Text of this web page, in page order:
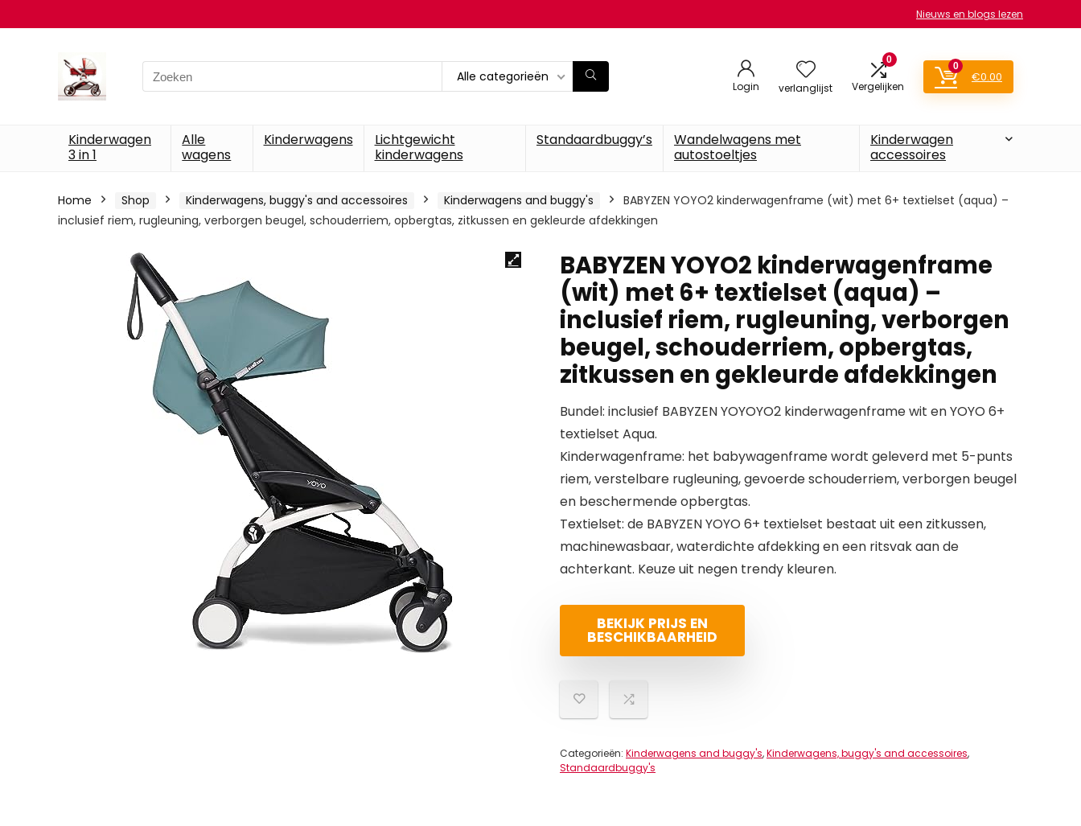
Nieuws en blogs lezen
Search
for:
Alle categorieën
Login verlanglijst
0
Vergelijken
0
€0.00
Kinderwagen
3 in 1
Alle
wagens
Kinderwagens
Lichtgewicht
kinderwagens
Standaardbuggy’s
Wandelwagens met
autostoeltjes
Kinderwagen
accessoires
Home Shop Kinderwagens, buggy's and accessoires Kinderwagens and buggy's
BABYZEN YOYO2 kinderwagenframe (wit) met 6+ textielset (aqua) –
inclusief riem, rugleuning, verborgen beugel, schouderriem, opbergtas, zitkussen en gekleurde afdekkingen
BABYZEN YOYO2 kinderwagenframe
(wit) met 6+ textielset (aqua) –
inclusief riem, rugleuning, verborgen
beugel, schouderriem, opbergtas,
zitkussen en gekleurde afdekkingen
Bundel: inclusief BABYZEN YOYOYO2 kinderwagenframe wit en YOYO 6+
textielset Aqua.
Kinderwagenframe: het babywagenframe wordt geleverd met 5-punts
riem, verstelbare rugleuning, gevoerde schouderriem, verborgen beugel
en beschermende opbergtas.
Textielset: de BABYZEN YOYO 6+ textielset bestaat uit een zitkussen,
machinewasbaar, waterdichte afdekking en een ritsvak aan de
achterkant. Keuze uit negen trendy kleuren.
BEKIJK PRIJS EN
BESCHIKBAARHEID
Categorieën: Kinderwagens and buggy's,Kinderwagens, buggy's and accessoires,
Standaardbuggy's